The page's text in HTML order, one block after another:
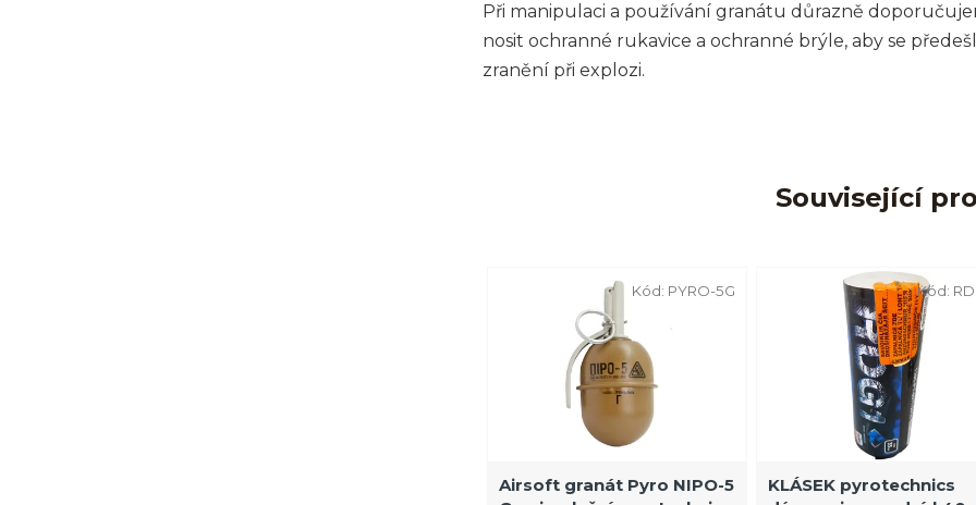
Při manipulaci a používání granátu důrazně
nosit ochranné rukavice a ochranné brýle, aby se
zranění při explozi.
Související
Airsoft granát Pyro NIPO-5
Kód: PYRO-5G
KLÁSEK pyrotechnics
Kód: